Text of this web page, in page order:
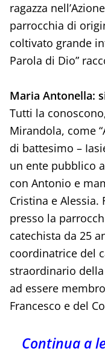
ragazza
parrocchia di
coltivato grande
Parola di Dio”
Maria Antonella:
Tutti la
Mirandola, come
di battesimo –
un ente pubblico
con Antonio e
Cristina e
presso la
catechista da 25
coordinatrice del
straordinario
ad essere
Francesco e del
Continua a